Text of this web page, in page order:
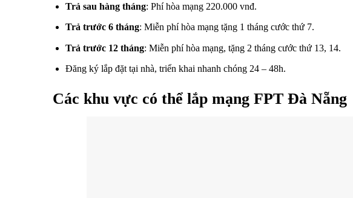
Trả sau hàng tháng: Phí hòa mạng 220.000 vnđ.
Trả trước 6 tháng: Miễn phí hòa mạng tặng 1 tháng cước thứ 7.
Trả trước 12 tháng: Miễn phí hòa mạng, tặng 2 tháng cước thứ 13, 14.
Đăng ký lắp đặt tại nhà, triển khai nhanh chóng 24 – 48h.
Các khu vực có thể lắp mạng FPT Đà Nẵng